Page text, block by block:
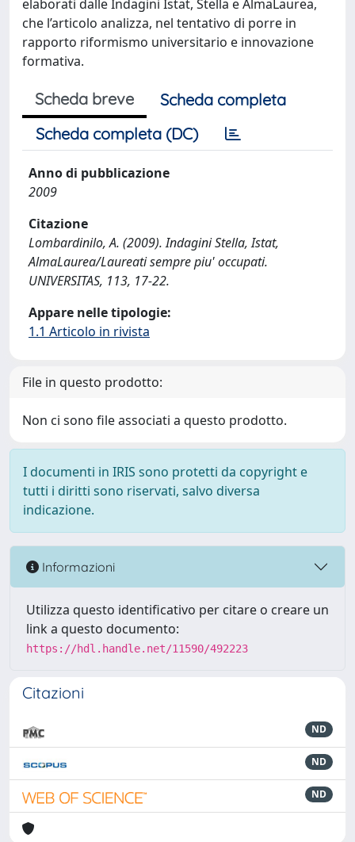
elaborati dalle Indagini Istat, Stella e AlmaLaurea,
che l’articolo analizza, nel tentativo di porre in
rapporto riformismo universitario e innovazione
formativa.
Scheda breve
Scheda completa
Scheda completa (DC)
Anno di pubblicazione
2009
Citazione
Lombardinilo, A. (2009). Indagini Stella, Istat,
AlmaLaurea/Laureati sempre piu' occupati.
UNIVERSITAS, 113, 17-22.
Appare nelle tipologie:
1.1 Articolo in rivista
File in questo prodotto:
Non ci sono file associati a questo prodotto.
I documenti in IRIS sono protetti da copyright e
tutti i diritti sono riservati, salvo diversa
indicazione.
Informazioni
Utilizza questo identificativo per citare o creare un
link a questo documento:
https://hdl.handle.net/11590/492223
Citazioni
ND
ND
ND